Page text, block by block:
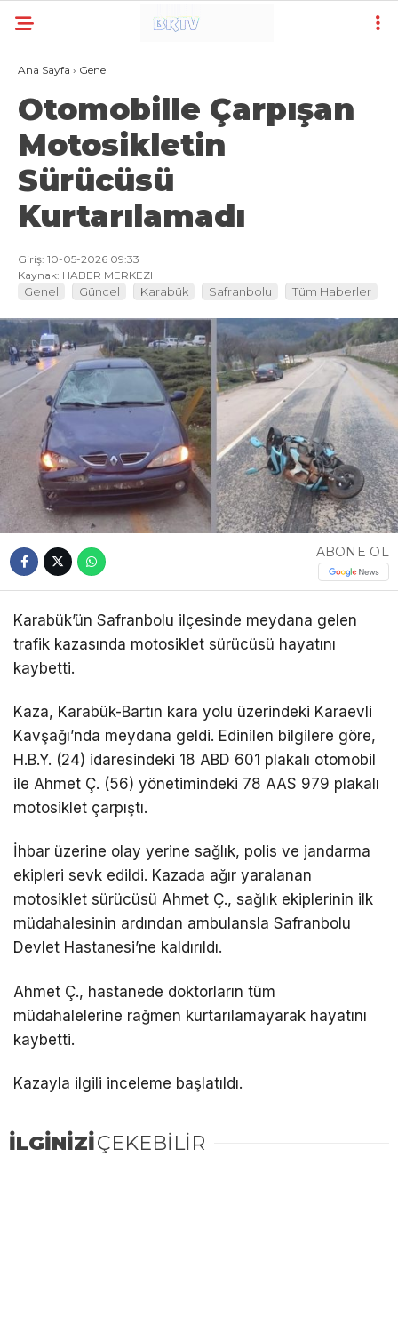
Ana Sayfa › Genel
Otomobille Çarpışan
Motosikletin
Sürücüsü
Kurtarılamadı
Giriş: 10-05-2026 09:33
Kaynak: HABER MERKEZI
Genel Güncel Karabük Safranbolu Tüm Haberler
ABONE OL
Karabük’ün Safranbolu ilçesinde meydana gelen
trafik kazasında motosiklet sürücüsü hayatını
kaybetti.
Kaza, Karabük-Bartın kara yolu üzerindeki Karaevli
Kavşağı’nda meydana geldi. Edinilen bilgilere göre,
H.B.Y. (24) idaresindeki 18 ABD 601 plakalı otomobil
ile Ahmet Ç. (56) yönetimindeki 78 AAS 979 plakalı
motosiklet çarpıştı.
İhbar üzerine olay yerine sağlık, polis ve jandarma
ekipleri sevk edildi. Kazada ağır yaralanan
motosiklet sürücüsü Ahmet Ç., sağlık ekiplerinin ilk
müdahalesinin ardından ambulansla Safranbolu
Devlet Hastanesi’ne kaldırıldı.
Ahmet Ç., hastanede doktorların tüm
müdahalelerine rağmen kurtarılamayarak hayatını
kaybetti.
Kazayla ilgili inceleme başlatıldı.
İLGİNİZİÇEKEBİLİR